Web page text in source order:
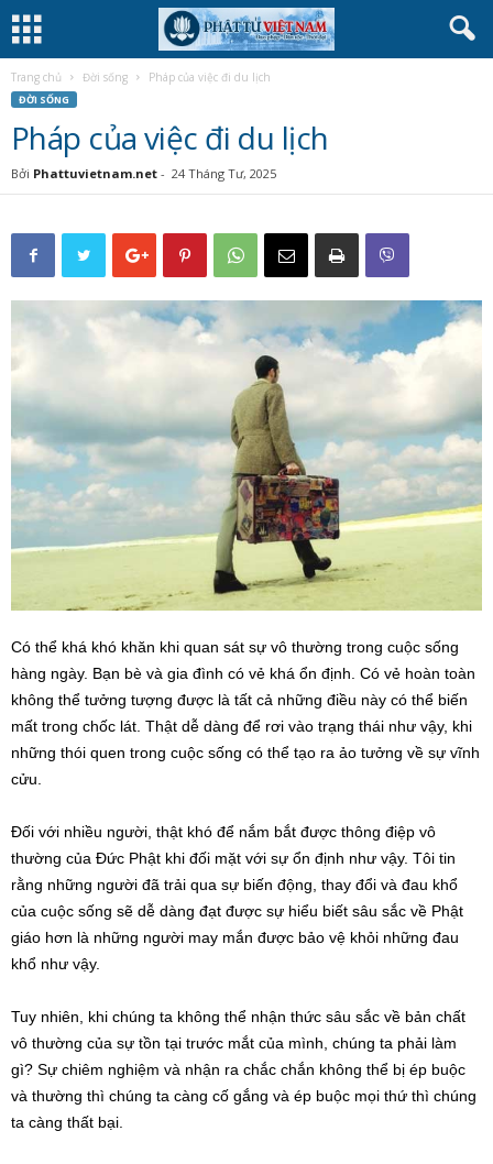
Trang chủ Đời sống Pháp của việc đi du lịch
ĐỜI SỐNG
Pháp của việc đi du lịch
Bởi Phattuvietnam.net - 24 Tháng Tư, 2025
Có thể khá khó khăn khi quan sát sự vô thường trong cuộc sống
hàng ngày. Bạn bè và gia đình có vẻ khá ổn định. Có vẻ hoàn toàn
không thể tưởng tượng được là tất cả những điều này có thể biến
mất trong chốc lát. Thật dễ dàng để rơi vào trạng thái như vậy, khi
những thói quen trong cuộc sống có thể tạo ra ảo tưởng về sự vĩnh
cửu.
Đối với nhiều người, thật khó để nắm bắt được thông điệp vô
thường của Đức Phật khi đối mặt với sự ổn định như vậy. Tôi tin
rằng những người đã trải qua sự biến động, thay đổi và đau khổ
của cuộc sống sẽ dễ dàng đạt được sự hiểu biết sâu sắc về Phật
giáo hơn là những người may mắn được bảo vệ khỏi những đau
khổ như vậy.
Tuy nhiên, khi chúng ta không thể nhận thức sâu sắc về bản chất
vô thường của sự tồn tại trước mắt của mình, chúng ta phải làm
gì? Sự chiêm nghiệm và nhận ra chắc chắn không thể bị ép buộc
và thường thì chúng ta càng cố gắng và ép buộc mọi thứ thì chúng
ta càng thất bại.